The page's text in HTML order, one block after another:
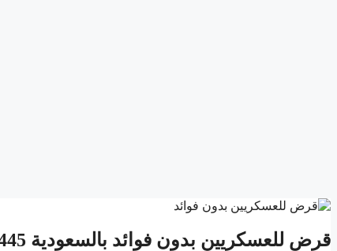
قرض للعسكريين بدون فوائد بالسعودية 1445